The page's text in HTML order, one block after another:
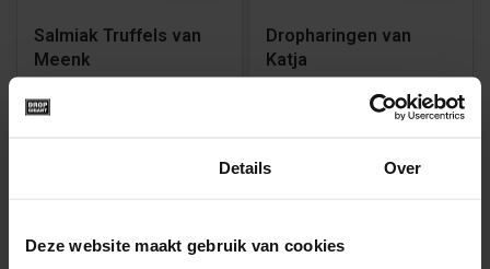
Details Over
Deze website maakt gebruik van cookies
Salmiak Truffels van
Meenk
Beschikbaar in
Dropharingen van
Katja
500g 1000g